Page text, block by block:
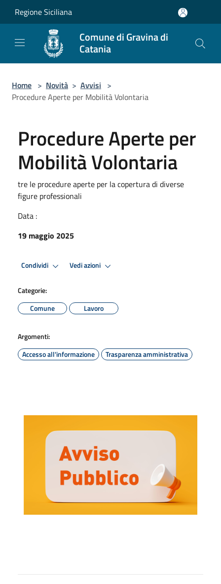
Regione Siciliana
Comune di Gravina di
Catania
Home > Novità > Avvisi >
Procedure Aperte per Mobilità Volontaria
Procedure Aperte per
Mobilità Volontaria
tre le procedure aperte per la copertura di diverse
figure professionali
Data :
19 maggio 2025
Condividi Vedi azioni
Categorie:
Comune
Lavoro
Argomenti:
Accesso all'informazione
Trasparenza amministrativa